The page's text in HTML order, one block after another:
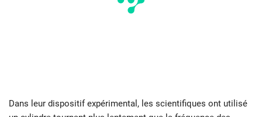
Dans leur dispositif expérimental, les scientifiques ont utilisé